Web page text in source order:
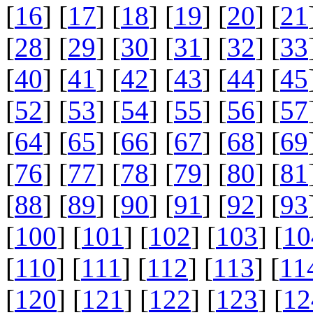
[16] [17] [18] [19] [20] [21
[28] [29] [30] [31] [32] [33
[40] [41] [42] [43] [44] [45
[52] [53] [54] [55] [56] [57
[64] [65] [66] [67] [68] [69
[76] [77] [78] [79] [80] [81
[88] [89] [90] [91] [92] [93
[100] [101] [102] [103] [
[110] [111] [112] [113] [
[120] [121] [122] [123] [